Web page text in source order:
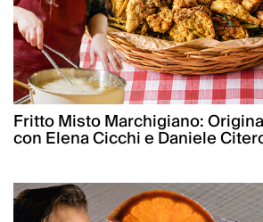
Fritto Misto Marchigiano:
con Elena Cicchi e Daniele